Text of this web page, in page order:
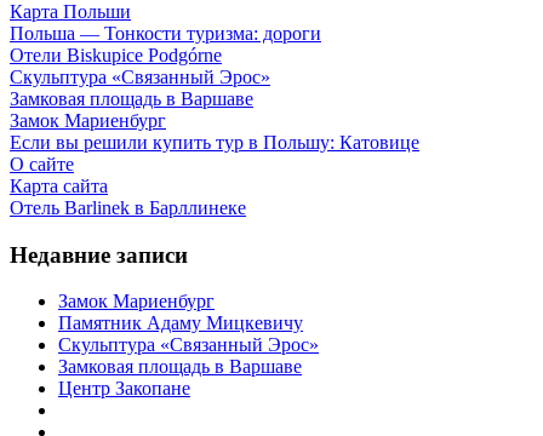
Карта Польши
Польша — Тонкости туризма: дороги
Отели Biskupice Podgórne
Скульптура «Связанный Эрос»
Замковая площадь в Варшаве
Замок Мариенбург
Если вы решили купить тур в Польшу: Катовице
О сайте
Карта сайта
Отель Barlinek в Барллинеке
Недавние записи
Замок Мариенбург
Памятник Адаму Мицкевичу
Скульптура «Связанный Эрос»
Замковая площадь в Варшаве
Центр Закопане